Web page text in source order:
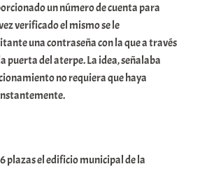
un número de cuenta para
verificado el mismo se le
una contraseña con la que a través
puerta del aterpe. La idea, señalaba
no requiera que haya
plazas el edificio municipal de la